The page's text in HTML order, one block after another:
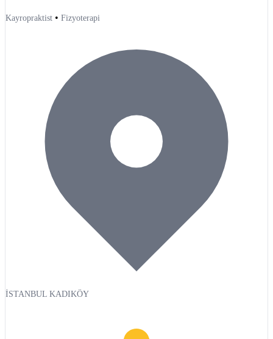
Kayropraktist • Fizyoterapi
İSTANBUL KADIKÖY